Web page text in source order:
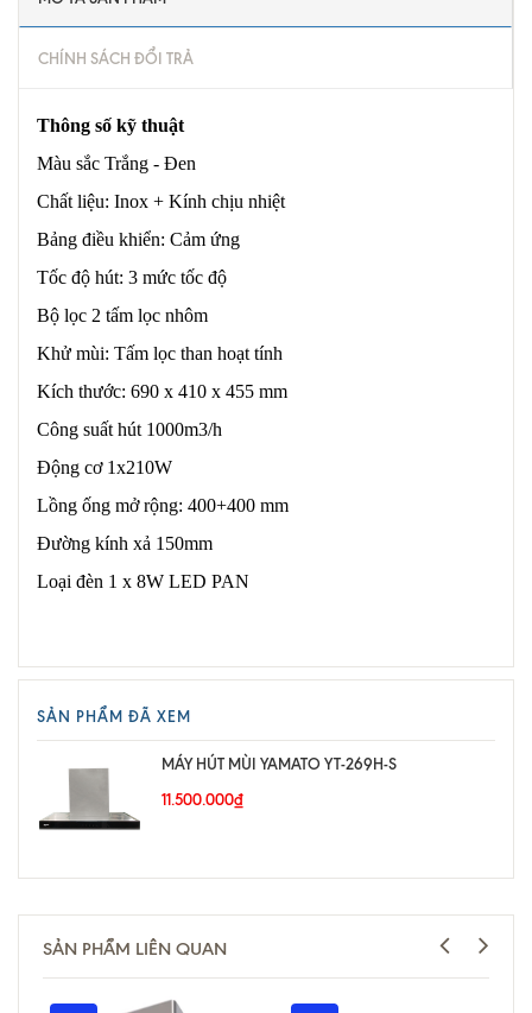
CHÍNH SÁCH ĐỔI TRẢ
Thông số kỹ thuật
Màu sắc Trắng - Đen
Chất liệu: Inox + Kính chịu nhiệt
Bảng điều khiển: Cảm ứng
Tốc độ hút: 3 mức tốc độ
Bộ lọc 2 tấm lọc nhôm
Khử mùi: Tấm lọc than hoạt tính
Kích thước: 690 x 410 x 455 mm
Công suất hút 1000m3/h
Động cơ 1x210W
Lồng ống mở rộng: 400+400 mm
Đường kính xả 150mm
Loại đèn 1 x 8W LED PAN
SẢN PHẨM ĐÃ XEM
MÁY HÚT MÙI YAMATO YT-269H-S
11.500.000₫
SẢN PHẨM LIÊN QUAN